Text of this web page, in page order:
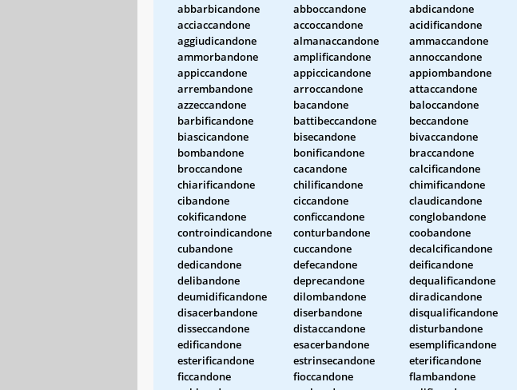
abbarbicandone abboccandone abdicandone
acciaccandone
accoccandone acidificandone
aggiudicandone
almanaccandone ammaccandone
ammorbandone
amplificandone annoccandone
appiccandone
appiccicandone appiombandone
arrembandone
arroccandone attaccandone
azzeccandone
bacandone baloccandone
barbificandone
battibeccandone beccandone
biascicandone
bisecandone bivaccandone
bombandone
bonificandone braccandone
broccandone
cacandone calcificandone
chiarificandone
chilificandone chimificandone
cibandone
ciccandone claudicandone
cokificandone
conficcandone conglobandone
controindicandone
conturbandone coobandone
cubandone
cuccandone decalcificandone
dedicandone
defecandone deificandone
delibandone
deprecandone dequalificandone
deumidificandone
dilombandone diradicandone
disacerbandone
diserbandone disqualificandone
disseccandone
distaccandone disturbandone
edificandone
esacerbandone esemplificandone
esterificandone
estrinsecandone eterificandone
ficcandone
fioccandone flambandone